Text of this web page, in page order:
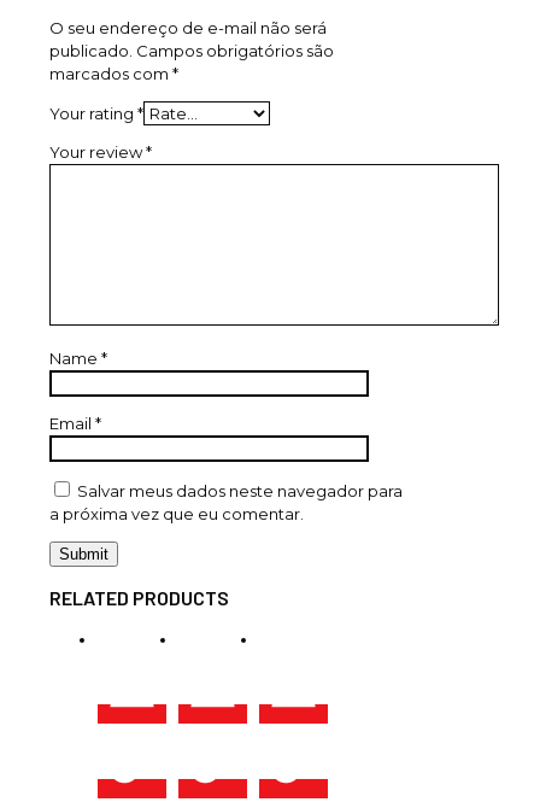
O seu endereço de e-mail não será
publicado. Campos obrigatórios são
marcados com *
Your rating *
Your review*
Name *
Email *
Salvar meus dados neste navegador para
a próxima vez que eu comentar.
RELATED PRODUCTS